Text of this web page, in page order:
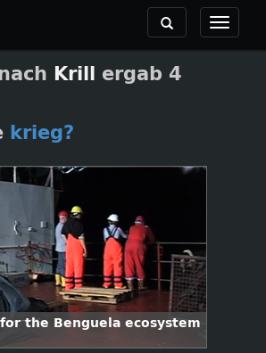
Toggle
Toggle
navigation
Krill
ergab 4
krieg?
the Benguela ecosystem